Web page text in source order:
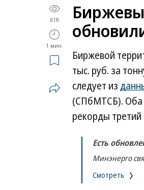
61K
1 мин.
Биржевой
тыс. руб. за
следует из
(СПбМТСБ). Оба
рекорды
Есть
Минэнерго
Смотреть